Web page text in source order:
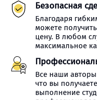
Безопасная
Благодаря
можете
цену. В любом
максимальное
Все наши авторы
что вы
выполнение